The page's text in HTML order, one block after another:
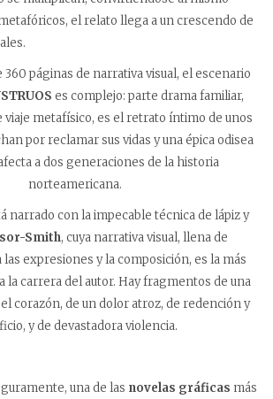
el relato llega a un crescendo de
360 páginas de narrativa visual, el escenario
es complejo: parte drama familiar,
viaje metafísico, es el retrato íntimo de unos
por reclamar sus vidas y una épica odisea
a dos generaciones de la historia
norteamericana.
narrado con la impecable técnica de lápiz y
Smith, cuya narrativa visual, llena de
las expresiones y la composición, es la más
la carrera del autor. Hay fragmentos de una
corazón, de un dolor atroz, de redención y
y de devastadora violencia.
una de las novelas gráficas más